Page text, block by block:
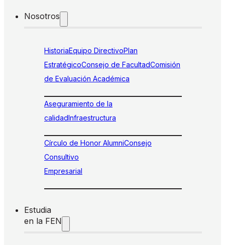
Nosotros
HistoriaEquipo DirectivoPlan
EstratégicoConsejo de FacultadComisión
de Evaluación Académica
Aseguramiento de la
calidadInfraestructura
Círculo de Honor AlumniConsejo
Consultivo
Empresarial
Estudia
en la FEN